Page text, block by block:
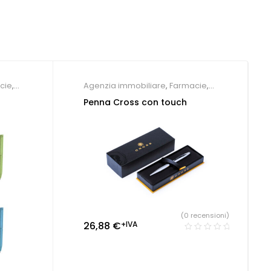
,
Agenzia immobiliare, Farmacie,
Gadget per congressi,Hotel
Penne Personalizzate
Penna Cross con touch
26,88 €+IVA
(0 recensioni)